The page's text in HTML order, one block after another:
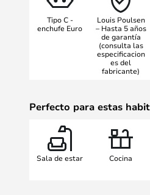
ajustar
blanco
Al
La
Tipo C -
enchufe Euro
Louis Poulsen
– Hasta 5 años
de garantía
(consulta las
especificacion
es del
fabricante)
Perfecto para estas
Sala de estar Cocina